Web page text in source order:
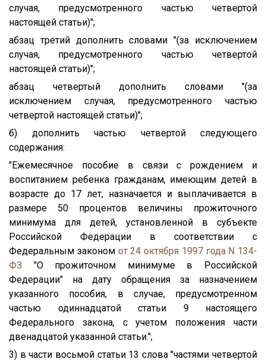
случая, предусмотренного частью четвертой
настоящей статьи)";
абзац третий дополнить словами "(за исключением
случая, предусмотренного частью четвертой
настоящей статьи)";
абзац четвертый дополнить словами "(за
исключением случая, предусмотренного частью
четвертой настоящей статьи)";
б) дополнить частью четвертой следующего
содержания:
"Ежемесячное пособие в связи с рождением и
воспитанием ребенка гражданам, имеющим детей в
возрасте до 17 лет, назначается и выплачивается в
размере 50 процентов величины прожиточного
минимума для детей, установленной в субъекте
Российской Федерации в соответствии с
Федеральным законом от 24 октября 1997 года N 134-
ФЗ "О прожиточном минимуме в Российской
Федерации" на дату обращения за назначением
указанного пособия, в случае, предусмотренном
частью одиннадцатой статьи 9 настоящего
Федерального закона, с учетом положения части
двенадцатой указанной статьи.";
3) в части восьмой статьи 13 слова "частями четвертой